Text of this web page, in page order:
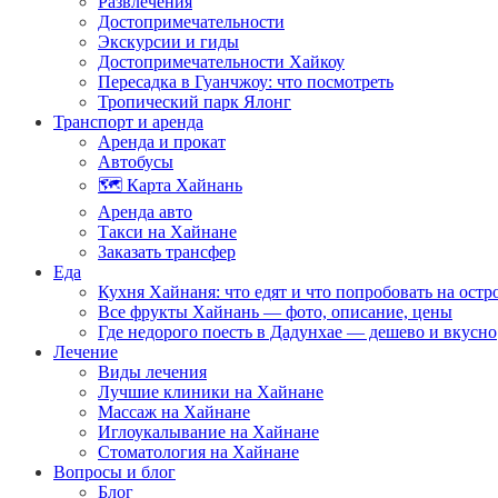
Достопримечательности
Экскурсии и гиды
Достопримечательности Хайкоу
Пересадка в Гуанчжоу: что посмотреть
Тропический парк Ялонг
Транспорт и аренда
Аренда и прокат
Автобусы
🗺️ Карта Хайнань
Аренда авто
Такси на Хайнане
Заказать трансфер
Еда
Кухня Хайнаня: что едят и что попробовать на
Все фрукты Хайнань — фото, описание, цены
Где недорого поесть в Дадунхае — дешево и вкусно
Лечение
Виды лечения
Лучшие клиники на Хайнане
Массаж на Хайнане
Иглоукалывание на Хайнане
Стоматология на Хайнане
Вопросы и блог
Блог